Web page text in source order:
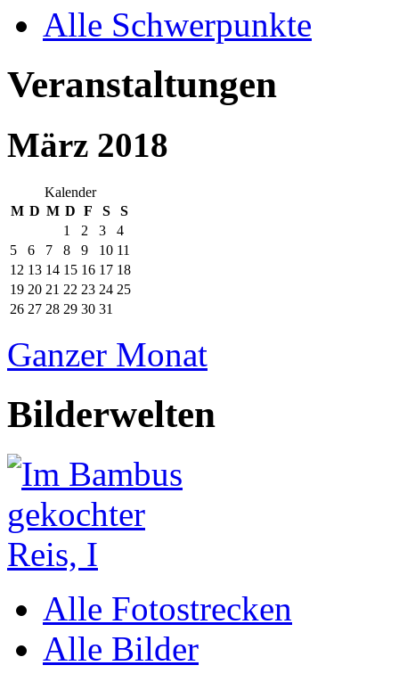
Alle Schwerpunkte
Veranstaltungen
März 2018
Kalender
M D M D F S
S
1
2 3
4
5
6 7 8 9 10 11
12 13 14 15 16 17 18
19 20 21 22 23 24 25
26 27 28 29 30 31
Ganzer Monat
Bilderwelten
Alle Fotostrecken
Alle Bilder